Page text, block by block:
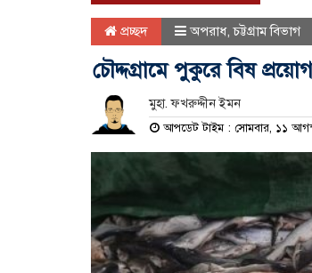
প্রচ্ছদ অপরাধ,চট্টগ্রাম বিভাগ
চৌদ্দগ্রামে পুকুরে বিষ
মুহা. ফখরুদ্দীন ইমন
আপডেট টাইম : সোমবার, ১১